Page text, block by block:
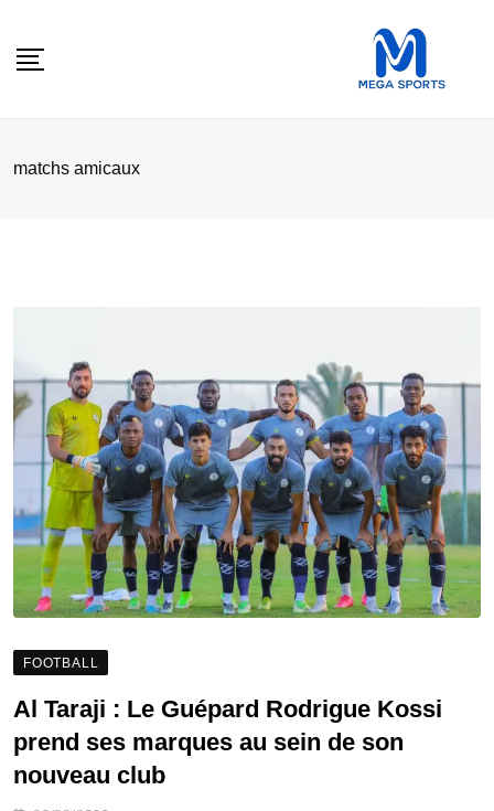
matchs amicaux
FOOTBALL
Al Taraji : Le Guépard Rodrigue Kossi
prend ses marques au sein de son
nouveau club